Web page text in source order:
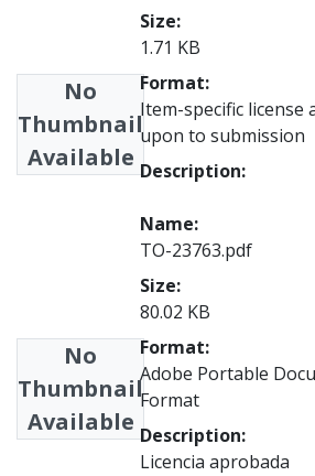
No
Thumbnail
Available
Size:
1.71 KB
Format:
Item-specific license
upon to submission
Description:
No
Thumbnail
Available
Name:
TO-23763.pdf
Size:
80.02 KB
Format:
Adobe Portable
Format
Description:
Licencia aprobada